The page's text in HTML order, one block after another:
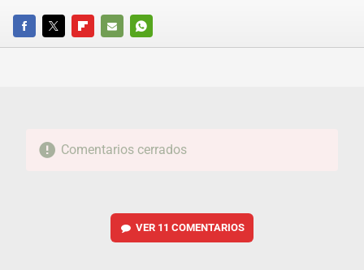
FACEBOOKTWITTERFLIPBOARD
E-
WHATSAPP
Comentarios cerrados
VER 11 COMENTARIOS